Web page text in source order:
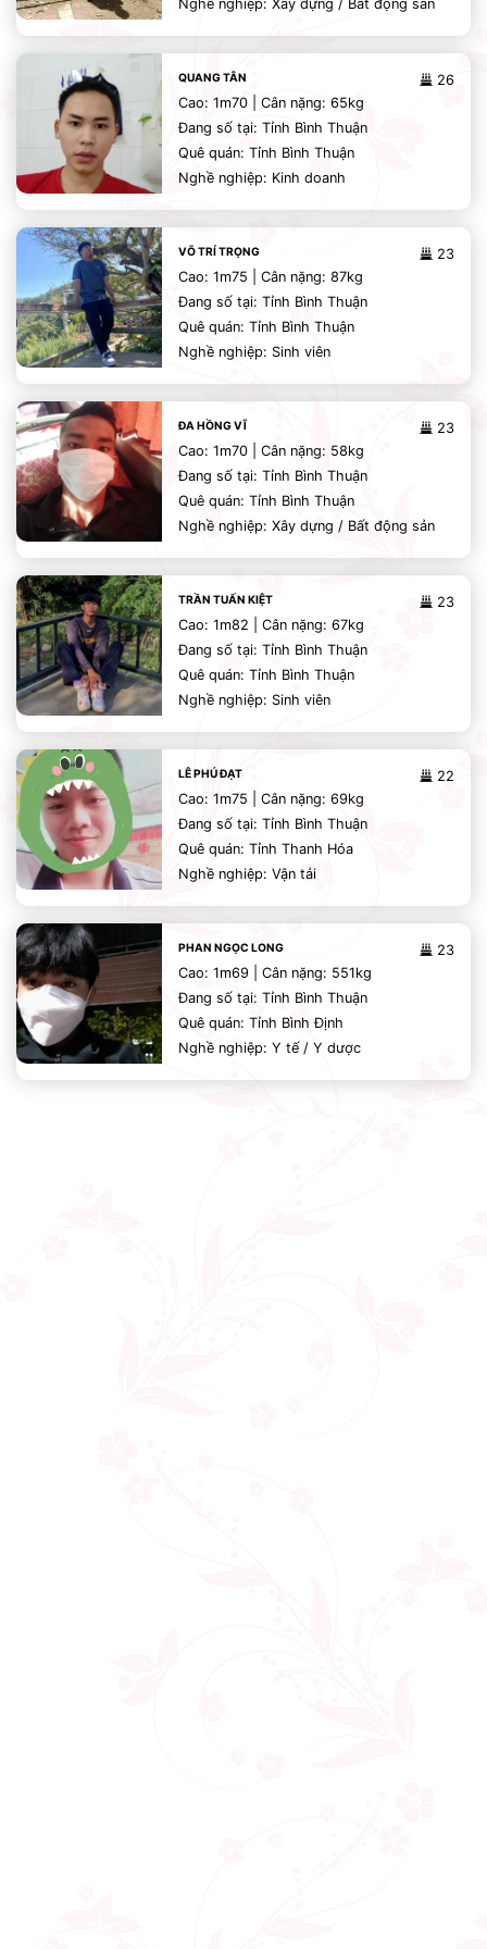
Nghề nghiệp: Xây dựng / Bất động sản
26
QUANG TÂN
Cao: 1m70 | Cân nặng: 65kg
Đang số tại: Tỉnh Bình Thuận
Quê quán: Tỉnh Bình Thuận
Nghề nghiệp: Kinh doanh
23
VÕ TRÍ TRỌNG
Cao: 1m75 | Cân nặng: 87kg
Đang số tại: Tỉnh Bình Thuận
Quê quán: Tỉnh Bình Thuận
Nghề nghiệp: Sinh viên
23
ĐA HỒNG VĨ
Cao: 1m70 | Cân nặng: 58kg
Đang số tại: Tỉnh Bình Thuận
Quê quán: Tỉnh Bình Thuận
Nghề nghiệp: Xây dựng / Bất động sản
23
TRẦN TUẤN KIỆT
Cao: 1m82 | Cân nặng: 67kg
Đang số tại: Tỉnh Bình Thuận
Quê quán: Tỉnh Bình Thuận
Nghề nghiệp: Sinh viên
22
LÊ PHÚ ĐẠT
Cao: 1m75 | Cân nặng: 69kg
Đang số tại: Tỉnh Bình Thuận
Quê quán: Tỉnh Thanh Hóa
Nghề nghiệp: Vận tải
23
PHAN NGỌC LONG
Cao: 1m69 | Cân nặng: 551kg
Đang số tại: Tỉnh Bình Thuận
Quê quán: Tỉnh Bình Định
Nghề nghiệp: Y tế / Y dược